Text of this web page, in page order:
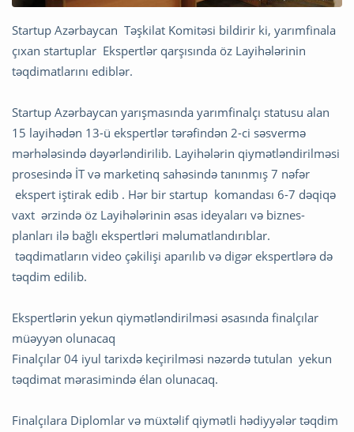
Startup Azərbaycan Təşkilat Komitəsi bildirir ki, yarımfinala
çıxan startuplar Ekspertlər qarşısında öz Layihələrinin
təqdimatlarını ediblər.
Startup Azərbaycan yarışmasında yarımfinalçı statusu alan
15 layihədən 13-ü ekspertlər tərəfindən 2-ci səsvermə
mərhələsində dəyərləndirilib. Layihələrin qiymətləndirilməsi
prosesində İT və marketinq sahəsində tanınmış 7 nəfər
ekspert iştirak edib . Hər bir startup komandası 6-7 dəqiqə
vaxt ərzində öz Layihələrinin əsas ideyaları və biznes-
planları ilə bağlı ekspertləri məlumatlandırıblar.
təqdimatların video çəkilişi aparılıb və digər ekspertlərə də
təqdim edilib.
Ekspertlərin yekun qiymətləndirilməsi əsasında finalçılar
müəyyən olunacaq
Finalçılar 04 iyul tarixdə keçirilməsi nəzərdə tutulan yekun
təqdimat mərasimində élan olunacaq.
Finalçılara Diplomlar və müxtəlif qiymətli hədiyyələr təqdim